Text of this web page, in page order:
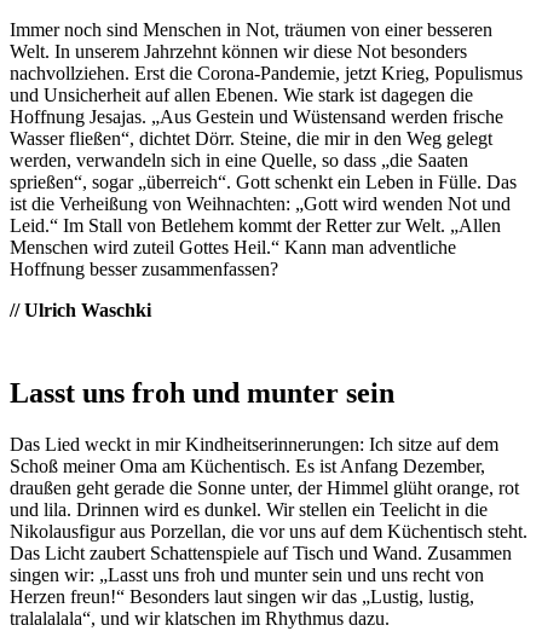
Immer noch sind Menschen in Not, träumen von einer besseren
Welt. In unserem Jahrzehnt können wir diese Not besonders
nachvollziehen. Erst die Corona-Pandemie, jetzt Krieg, Populismus
und Unsicherheit auf allen Ebenen. Wie stark ist dagegen die
Hoffnung Jesajas. „Aus Gestein und Wüstensand werden frische
Wasser fließen“, dichtet Dörr. Steine, die mir in den Weg gelegt
werden, verwandeln sich in eine Quelle, so dass „die Saaten
sprießen“, sogar „überreich“. Gott schenkt ein Leben in Fülle. Das
ist die Verheißung von Weihnachten: „Gott wird wenden Not und
Leid.“ Im Stall von Betlehem kommt der Retter zur Welt. „Allen
Menschen wird zuteil Gottes Heil.“ Kann man adventliche
Hoffnung besser zusammenfassen?
// Ulrich Waschki
Lasst uns froh und munter sein
Das Lied weckt in mir Kindheitserinnerungen: Ich sitze auf dem
Schoß meiner Oma am Küchentisch. Es ist Anfang Dezember,
draußen geht gerade die Sonne unter, der Himmel glüht orange, rot
und lila. Drinnen wird es dunkel. Wir stellen ein Teelicht in die
Nikolausfigur aus Porzellan, die vor uns auf dem Küchentisch steht.
Das Licht zaubert Schattenspiele auf Tisch und Wand. Zusammen
singen wir: „Lasst uns froh und munter sein und uns recht von
Herzen freun!“ Besonders laut singen wir das „Lustig, lustig,
tralalalala“, und wir klatschen im Rhythmus dazu.